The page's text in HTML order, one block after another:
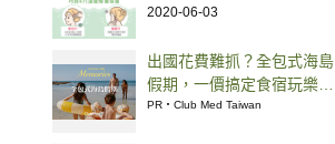
2020-06-03
出國花費難抓？全包式海島
假期，一價搞定食宿玩樂，
省錢更省心！
PR・Club Med Taiwan